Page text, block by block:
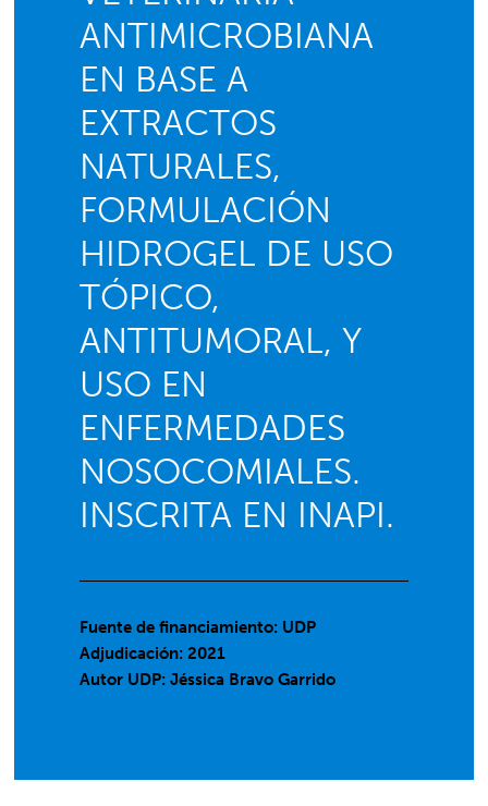
ANTIMICROBIANA
EN BASE A
EXTRACTOS
NATURALES,
FORMULACIÓN
HIDROGEL DE USO
TÓPICO,
ANTITUMORAL, Y
USO EN
ENFERMEDADES
NOSOCOMIALES.
INSCRITA EN INAPI.
Fuente de financiamiento: UDP
Adjudicación: 2021
Autor UDP:Jéssica Bravo Garrido